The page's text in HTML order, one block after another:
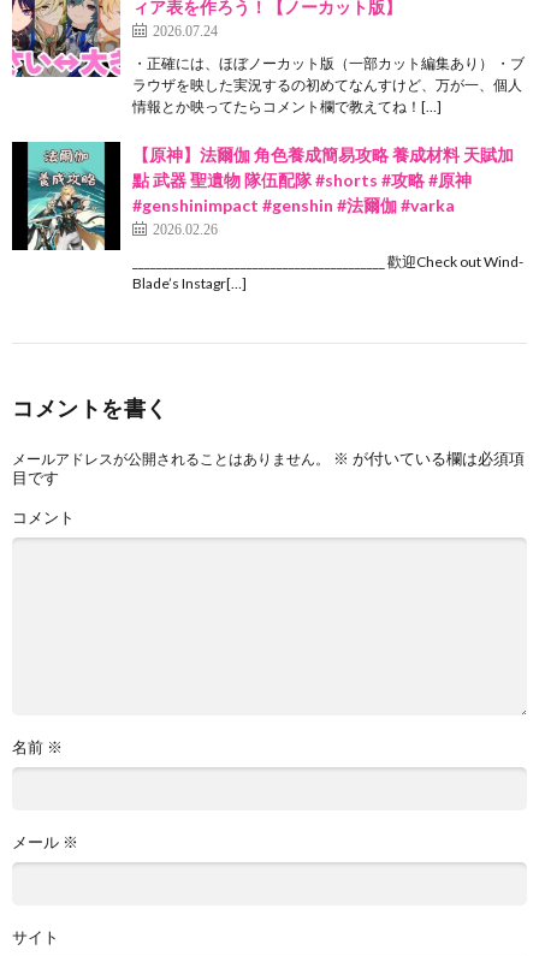
ィア表を作ろう！【ノーカット版】
2026.07.24
・正確には、ほぼノーカット版（一部カット編集あり） ・ブ
ラウザを映した実況するの初めてなんすけど、万が一、個人
情報とか映ってたらコメント欄で教えてね！[…]
【原神】法爾伽 角色養成簡易攻略 養成材料 天賦加
點 武器 聖遺物 隊伍配隊 #shorts #攻略 #原神
#genshinimpact #genshin #法爾伽 #varka
2026.02.26
__________________________________________ 歡迎Check out Wind-
Blade’s Instagr[…]
コメントを書く
メールアドレスが公開されることはありません。 ※ が付いている欄は必須項
目です
コメント
名前 ※
メール ※
サイト